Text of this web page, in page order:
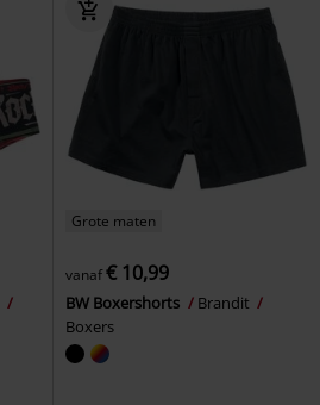
Grote maten
vanaf€ 10,99
BW Boxershorts
Brandit
Boxers